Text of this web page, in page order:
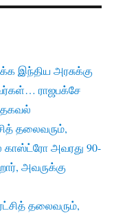
இந்திய அரசுக்கு
ராஜபக்சே
தகவல்
தலைவரும்,
காஸ்ட்ரோ அவரது 90-
அவருக்கு
தலைவரும்,